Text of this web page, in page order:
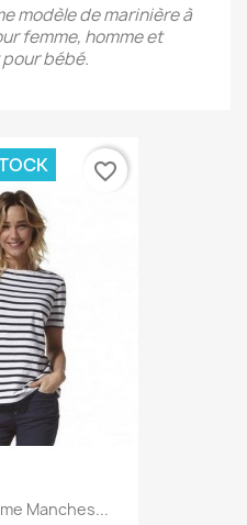
modèle de marinière à
femme, homme et
bébé.
Manches...
favorite_border